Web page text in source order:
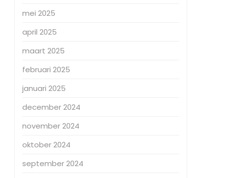
mei 2025
april 2025
maart 2025
februari 2025
januari 2025
december 2024
november 2024
oktober 2024
september 2024